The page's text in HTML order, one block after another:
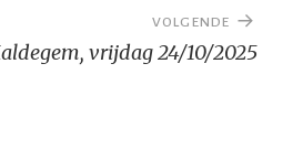
VOLGENDE
vrijdag 24/10/2025